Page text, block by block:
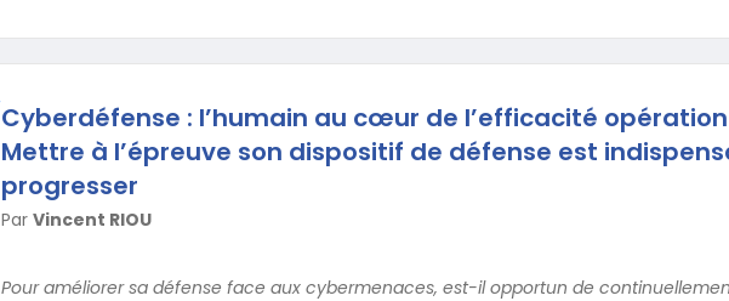
Cyberdéfense : l’humain au cœur de l’efficacité
Mettre à l’épreuve son dispositif de défense est
progresser
Par Vincent RIOU
Pour améliorer sa défense face aux cybermenaces, est-il opportun de